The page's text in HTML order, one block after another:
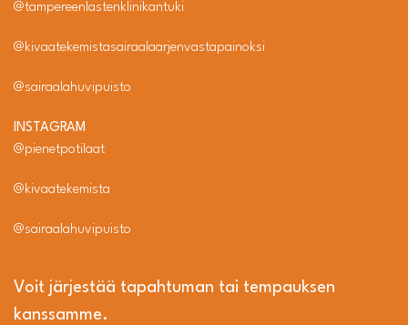
@tampereenlastenklinikantuki
@kivaatekemistasairaalaarjenvastapainoksi
@sairaalahuvipuisto
INSTAGRAM
@pienetpotilaat
@kivaatekemista
@sairaalahuvipuisto
Voit järjestää tapahtuman tai tempauksen
kanssamme.